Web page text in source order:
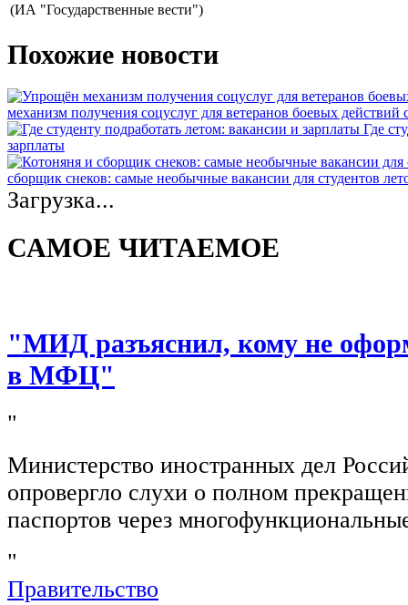
(ИА "Государственные вести")
Похожие новости
механизм получения соцуслуг для ветеранов боевых действий
Где
зарплаты
сборщик снеков: самые необычные вакансии для студентов
Загрузка...
САМОЕ ЧИТАЕМОЕ
"МИД разъяснил, кому не
в МФЦ"
"
Министерство иностранных дел
опровергло слухи о полном
паспортов через
"
Правительство